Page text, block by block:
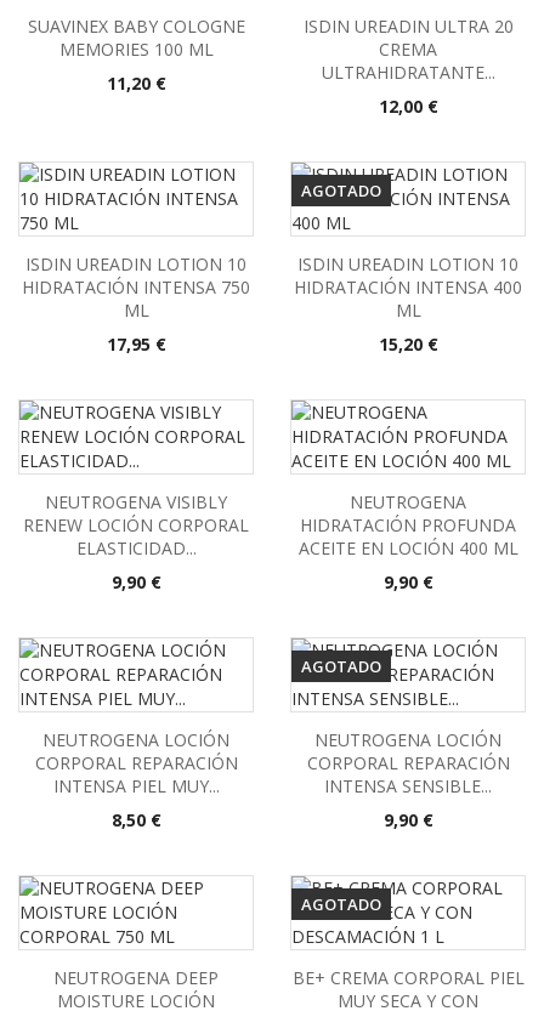
SUAVINEX BABY COLOGNE
MEMORIES 100 ML
Precio
11,20 €
ISDIN UREADIN ULTRA 20
CREMA
ULTRAHIDRATANTE...
Precio
12,00 €
ISDIN UREADIN LOTION 10
HIDRATACIÓN INTENSA 750
ML
Precio
17,95 €
AGOTADO
ISDIN UREADIN LOTION 10
HIDRATACIÓN INTENSA 400
ML
Precio
15,20 €
NEUTROGENA VISIBLY
RENEW LOCIÓN CORPORAL
ELASTICIDAD...
Precio
9,90 €
NEUTROGENA
HIDRATACIÓN PROFUNDA
ACEITE EN LOCIÓN 400 ML
Precio
9,90 €
NEUTROGENA LOCIÓN
CORPORAL REPARACIÓN
INTENSA PIEL MUY...
Precio
8,50 €
AGOTADO
NEUTROGENA LOCIÓN
CORPORAL REPARACIÓN
INTENSA SENSIBLE...
Precio
9,90 €
NEUTROGENA DEEP
MOISTURE LOCIÓN
AGOTADO
BE+ CREMA CORPORAL PIEL
MUY SECA Y CON